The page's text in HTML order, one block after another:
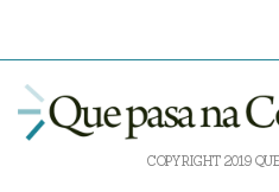
COPYRIGHT 2019